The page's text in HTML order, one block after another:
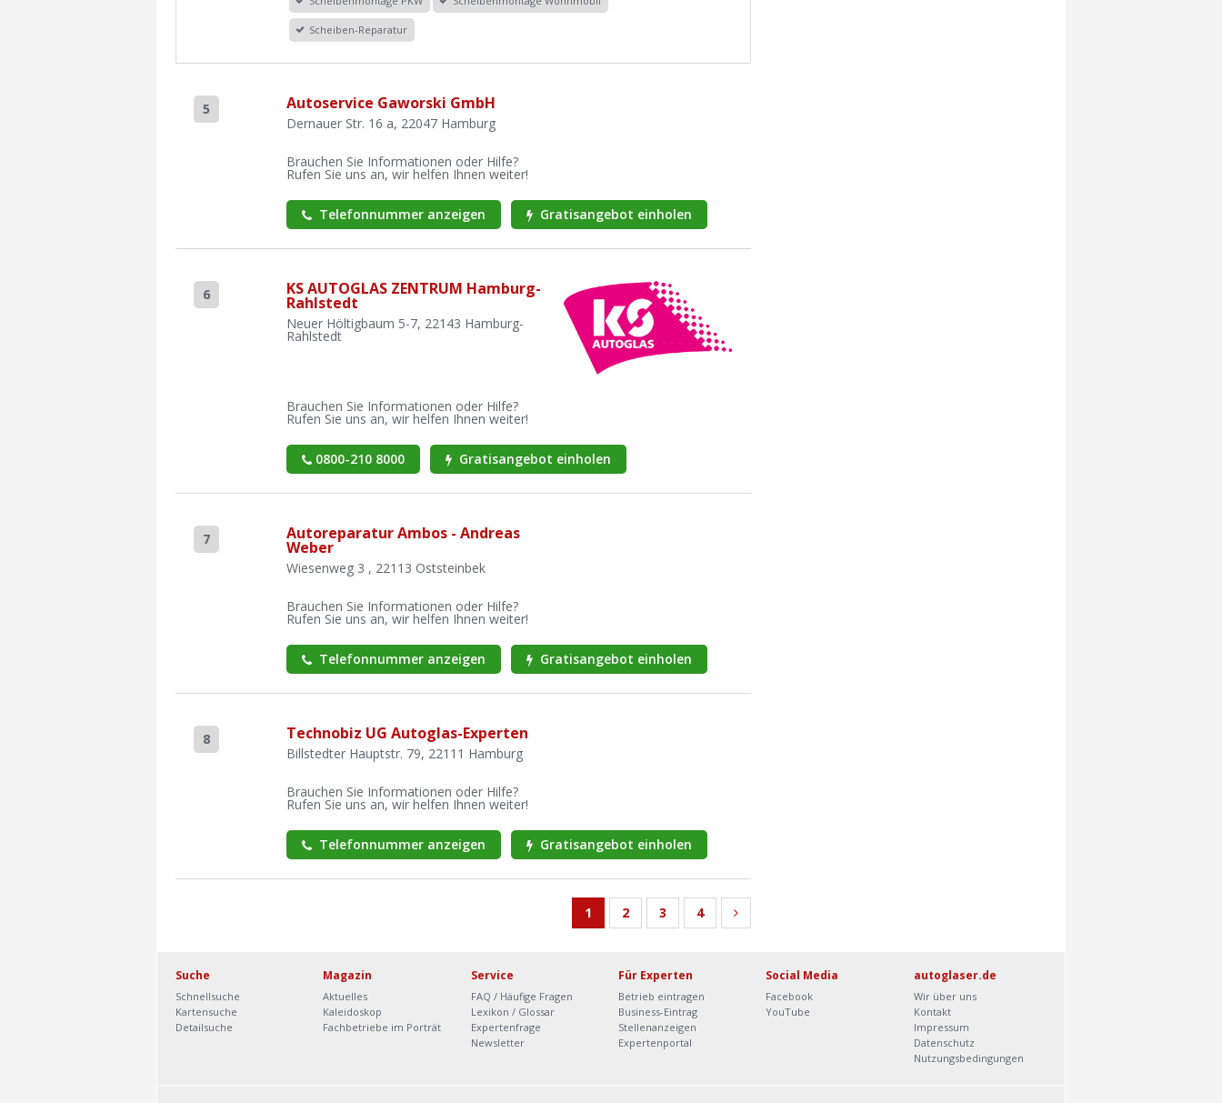
Scheiben-Reparatur
5 Autoservice Gaworski GmbH
Dernauer Str. 16 a, 22047 Hamburg
Brauchen Sie Informationen oder Hilfe?
Rufen Sie uns an, wir helfen Ihnen weiter!
Telefonnummer anzeigen Gratisangebot einholen
6 KS AUTOGLAS ZENTRUM Hamburg-
Rahlstedt
Neuer Höltigbaum 5-7, 22143 Hamburg-
Rahlstedt
Brauchen Sie Informationen oder Hilfe?
Rufen Sie uns an, wir helfen Ihnen weiter!
0800-210 8000 Gratisangebot einholen
7 Autoreparatur Ambos - Andreas
Weber
Wiesenweg 3 , 22113 Oststeinbek
Brauchen Sie Informationen oder Hilfe?
Rufen Sie uns an, wir helfen Ihnen weiter!
Telefonnummer anzeigen Gratisangebot einholen
8 Technobiz UG Autoglas-Experten
Billstedter Hauptstr. 79, 22111 Hamburg
Brauchen Sie Informationen oder Hilfe?
Rufen Sie uns an, wir helfen Ihnen weiter!
Telefonnummer anzeigen Gratisangebot einholen
1 2 3 4
Suche
Schnellsuche
Kartensuche
Detailsuche
Magazin
Aktuelles
Kaleidoskop
Fachbetriebe im Porträt
Service
FAQ / Häufige Fragen
Lexikon / Glossar
Expertenfrage
Newsletter
Für Experten
Betrieb eintragen
Business-Eintrag
Stellenanzeigen
Expertenportal
Social Media
Facebook
YouTube
autoglaser.de
Wir über uns
Kontakt
Impressum
Datenschutz
Nutzungsbedingungen